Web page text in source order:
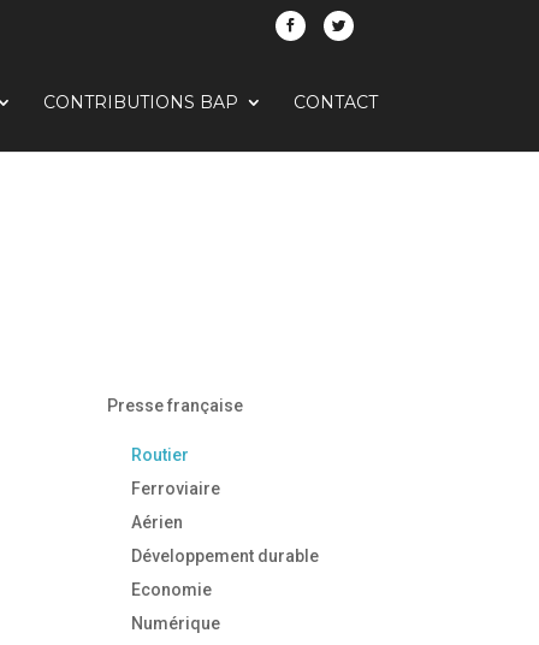
CONTRIBUTIONS BAP CONTACT
Presse française
Routier
Ferroviaire
Aérien
Développement durable
Economie
Numérique